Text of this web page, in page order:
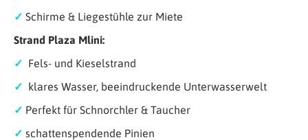
✓ Schirme & Liegestühle zur Miete
Strand Plaza Mlini:
✓ Fels- und Kieselstrand
✓ klares Wasser, beeindruckende Unterwasserwelt
✓ Perfekt für Schnorchler & Taucher
✓ schattenspendende Pinien